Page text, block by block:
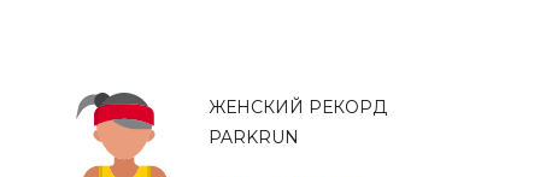
ЖЕНСКИЙ РЕКОРД
PARKRUN